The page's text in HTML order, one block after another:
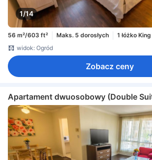
1/14
56 m²/603 ft² Maks. 5 dorosłych
1 łóżko King
widok: Ogród
Zobacz ceny
Apartament dwuosobowy (Double